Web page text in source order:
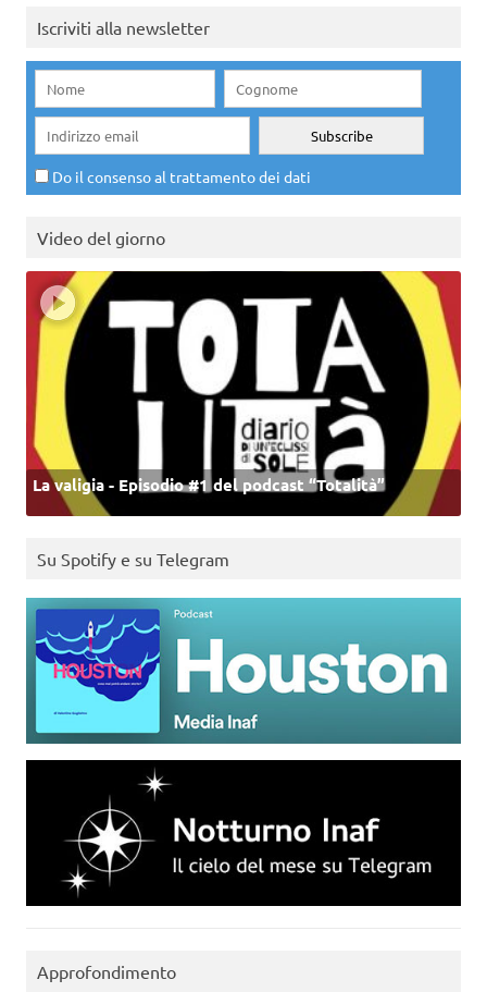
Iscriviti alla newsletter
Do il consenso al trattamento dei dati
Video del giorno
La valigia - Episodio #1 del podcast “Totalità”
Su Spotify e su Telegram
Approfondimento